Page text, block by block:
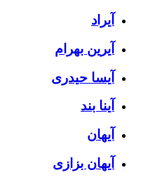
آیراد
آیرین بهرام
آیسا حیدری
آینا بند
آیهان
آیهان بزازی